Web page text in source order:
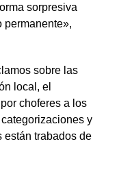
sorpresiva
permanente»,
sobre las
local, el
choferes a los
y
están trabados de